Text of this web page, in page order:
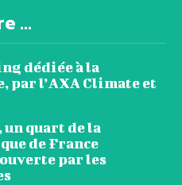
...
dédiée à la
par l’AXA Climate et
quart de la
de France
par les